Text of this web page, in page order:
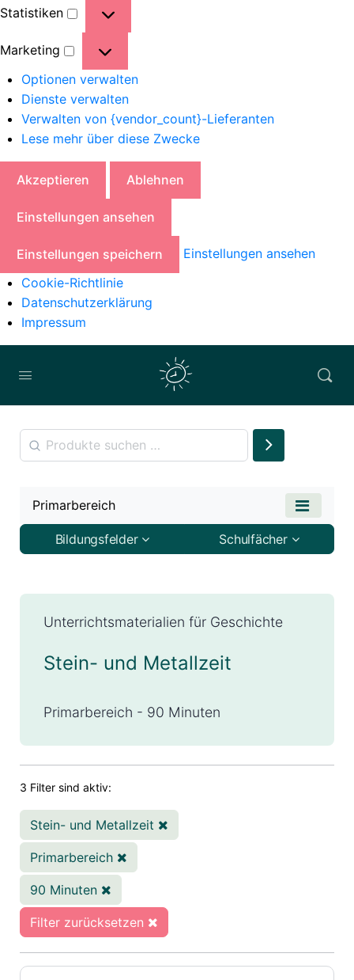
Statistiken
Marketing
Optionen verwalten
Dienste verwalten
Verwalten von {vendor_count}-Lieferanten
Lese mehr über diese Zwecke
Akzeptieren Ablehnen
Einstellungen ansehen
Einstellungen speichern
Einstellungen ansehen
Cookie-Richtlinie
Datenschutzerklärung
Impressum
Unterrichtsmaterialien für Geschichte
Stein- und Metallzeit
Primarbereich - 90 Minuten
3 Filter sind aktiv:
Stein- und Metallzeit
Primarbereich
90 Minuten
Filter zurücksetzen
Primarbereich
Bildungsfelder Schulfächer